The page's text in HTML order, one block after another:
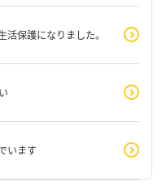
保護になりました。
います